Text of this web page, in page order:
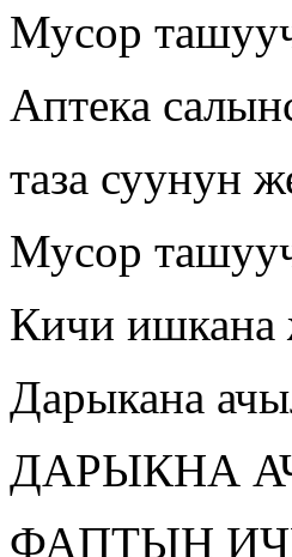
Мусор
Аптека
таза суунун
Мусор
Кичи ишкана
Дарыкана
ДАРЫКНА
ФАПТЫН